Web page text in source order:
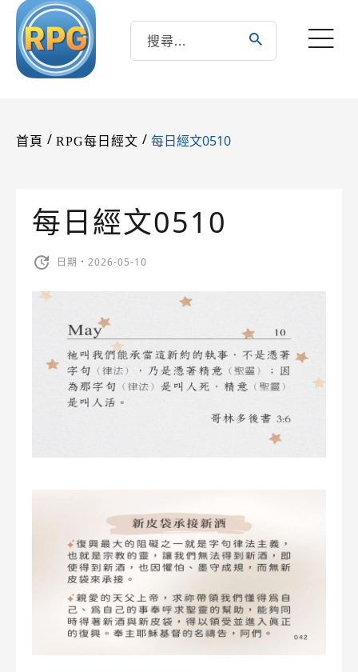
首頁 / RPG每日經文 / 每日經文0510
每日經文0510
日期・2026-05-10